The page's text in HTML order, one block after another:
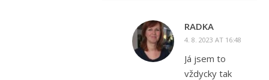
RADKA
4. 8. 2023 AT 16:48
Já jsem to
vždycky tak